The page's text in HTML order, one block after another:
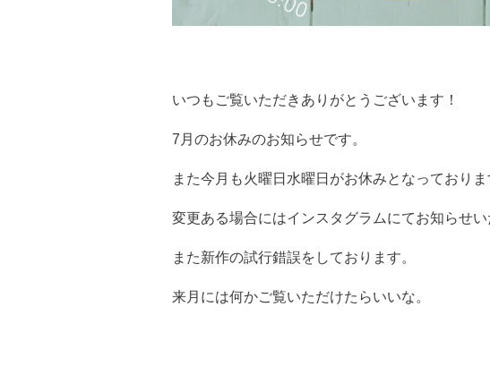
いつもご覧いただきありがとうございます！
7月のお休みのお知らせです。
また今月も火曜日水曜日がお休みとなっておりま
変更ある場合にはインスタグラムにてお知らせい
また新作の試行錯誤をしております。
来月には何かご覧いただけたらいいな。